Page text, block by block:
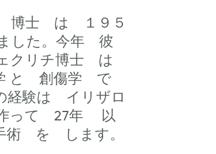
博士 は １９５
した。今年 彼
リチ博士 は
と 創傷学 で
経験は イリザロ
作って 27年 以
を します。